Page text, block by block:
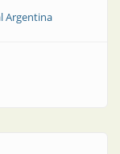
Argentina
para su nuevo